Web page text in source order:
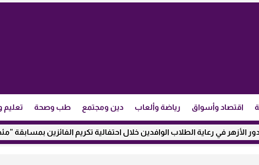
اقتصاد وأسواق رياضة وألعاب دين ومجتمع طب وصحة تعليم
رعاية الطلاب الوافدين خلال احتفالية تكريم الفائزين بمسابقة ”مئذنة